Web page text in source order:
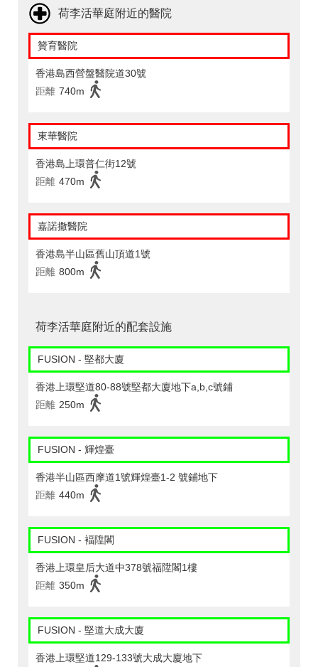
荷李活華庭附近的醫院
贊育醫院
香港島西營盤醫院道30號
距離 740m
東華醫院
香港島上環普仁街12號
距離 470m
嘉諾撒醫院
香港島半山區舊山頂道1號
距離 800m
荷李活華庭附近的配套設施
FUSION - 堅都大廈
香港上環堅道80-88號堅都大廈地下a,b,c號鋪
距離 250m
FUSION - 輝煌臺
香港半山區西摩道1號輝煌臺1-2 號鋪地下
距離 440m
FUSION - 褔陞閣
香港上環皇后大道中378號福陞閣1樓
距離 350m
FUSION - 堅道大成大廈
香港上環堅道129-133號大成大廈地下